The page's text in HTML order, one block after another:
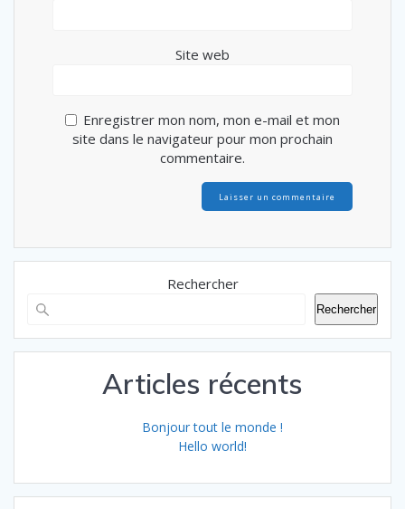
Site web
Enregistrer mon nom, mon e-mail et mon
site dans le navigateur pour mon prochain
commentaire.
Rechercher
Rechercher
Articles récents
Bonjour tout le monde !
Hello world!